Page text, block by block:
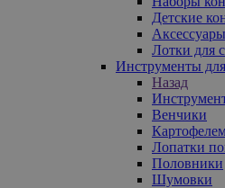
Детские
Лотки для
Инструменты
Назад
Венчики
Лопатки
Половники
Шумовки